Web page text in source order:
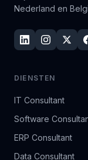
Nederland en
DIENSTEN
IT Consultant
Software
ERP Consultant
Data Consultant